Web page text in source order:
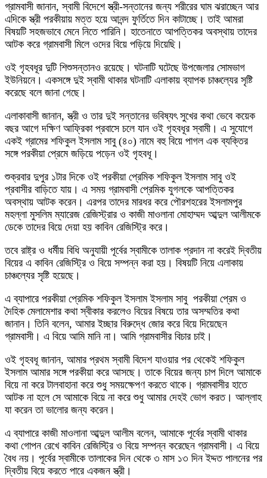
গ্রামবাসী জানান, স্বামী বিদেশে স্ত্রী-সন্তানের জন্য শরীরের ঘাম ঝরাচ্ছেন আর
এদিকে স্ত্রী পরকীয়ায় মত্ত হয়ে আনন্দ ফুর্তিতে দিন কাটাচ্ছে। তাই আমরা
বিষয়টি সহজভাবে মেনে নিতে পারিনি। হাতেনাতে আপত্তিকর অবস্থায় তাদের
আটক করে গ্রামবাসী মিলে ওদের বিয়ে পড়িয়ে দিয়েছি।
ওই গৃহবধূর দুটি শিশুসন্তানও রয়েছে। ঘটনাটি ঘটেছে উপজেলার সোমভাগ
ইউনিয়নে। একসঙ্গে দুই স্বামী থাকার ঘটনাটি এলাকায় ব্যাপক চাঞ্চল্যের সৃষ্টি
করেছে বলে জানা গেছে।
এলাকাবাসী জানান, স্ত্রী ও তার দুই সন্তানের ভবিষ্যৎ সুখের কথা ভেবে কয়েক
বছর আগে দক্ষিণ আফ্রিকা প্রবাসে চলে যান ওই গৃহবধূর স্বামী। এ সুযোগে
একই গ্রামের শফিকুল ইসলাম সাবু (৪০) নামে বহু বিয়ে পাগল এক ব্যক্তির
সঙ্গে পরকীয়া প্রেমে জড়িয়ে পড়েন ওই গৃহবধূ।
শুক্রবার দুপুর ১টার দিকে ওই পরকীয়া প্রেমিক শফিকুল ইসলাম সাবু ওই
প্রবাসীর বাড়িতে যায়। এ সময় গ্রামবাসী প্রেমিক যুগলকে আপত্তিকর
অবস্থায় আটক করেন। এরপর তাদের মারধর করে পৌরশহরের ইসলামপুর
মহল্লা মুসলিম ম্যারেজ রেজিস্ট্রার ও কাজী মাওলানা মোহাম্মদ আব্দুল আলীমকে
ডেকে তাদের বিয়ে দেয়া হয় কাবিন রেজিস্ট্রি করে।
তবে রাষ্ট্র ও ধর্মীয় বিধি অনুযায়ী পূর্বের স্বামীকে তালাক প্রদান না করেই দ্বিতীয়
বিয়ের এ কাবিন রেজিস্ট্রি ও বিয়ে সম্পন্ন করা হয়। বিষয়টি নিয়ে এলাকায়
চাঞ্চল্যের সৃষ্টি হয়েছে।
এ ব্যাপারে পরকীয়া প্রেমিক শফিকুল ইসলাম ইসলাম সাবু পরকীয়া প্রেম ও
দৈহিক মেলামেশার কথা স্বীকার করলেও বিয়ের বিষয়ে তার অসম্মতির কথা
জানান। তিনি বলেন, আমার ইচ্ছার বিরুদ্ধে জোর করে বিয়ে দিয়েছেন
গ্রামবাসী। এ বিয়ে আমি মানি না। আমি গ্রামবাসীর বিচার চাই।
ওই গৃহবধূ জানান, আমার প্রথম স্বামী বিদেশ যাওয়ার পর থেকেই শফিকুল
ইসলাম আমার সঙ্গে পরকীয়া করে আসছে। তাকে বিয়ের জন্য চাপ দিলে আমাকে
বিয়ে না করে টালবাহানা করে শুধু সময়ক্ষেপণ করতে থাকে। গ্রামবাসীর হাতে
আটক না হলে সে আমাকে বিয়ে না করে শুধু আমার দেহই ভোগ করত। আল্লাহ
যা করেন তা ভালোর জন্য করেন।
এ ব্যাপারে কাজী মাওলানা আব্দুল আলীম বলেন, আমাকে পূর্বের স্বামী থাকার
কথা গোপন রেখে কাবিন রেজিস্ট্রি ও বিয়ে সম্পন্ন করেছেন গ্রামবাসী। এ বিয়ে
বৈধ নয়। পূর্বের স্বামীকে তালাকের দিন থেকে ৩ মাস ১৩ দিন ইদ্দত পালনের পর
দ্বিতীয় বিয়ে করতে পারে একজন স্ত্রী।